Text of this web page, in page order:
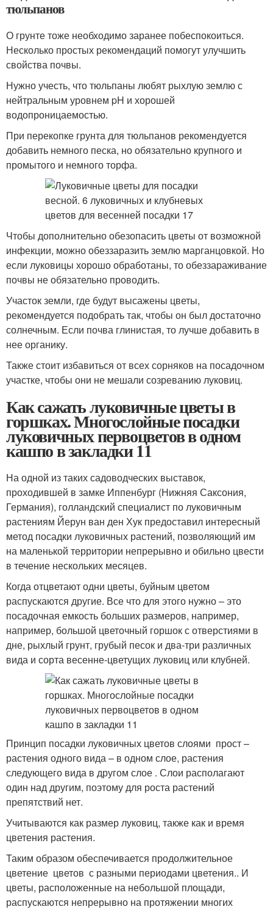
тюльпанов
О грунте тоже необходимо заранее побеспокоиться.
Несколько простых рекомендаций помогут улучшить
свойства почвы.
Нужно учесть, что тюльпаны любят рыхлую землю с
нейтральным уровнем pH и хорошей
водопроницаемостью.
При перекопке грунта для тюльпанов рекомендуется
добавить немного песка, но обязательно крупного и
промытого и немного торфа.
Чтобы дополнительно обезопасить цветы от возможной
инфекции, можно обеззаразить землю марганцовкой. Но
если луковицы хорошо обработаны, то обеззараживание
почвы не обязательно проводить.
Участок земли, где будут высажены цветы,
рекомендуется подобрать так, чтобы он был достаточно
солнечным. Если почва глинистая, то лучше добавить в
нее органику.
Также стоит избавиться от всех сорняков на посадочном
участке, чтобы они не мешали созреванию луковиц.
Как сажать луковичные цветы в
горшках. Многослойные посадки
луковичных первоцветов в одном
кашпо в закладки 11
На одной из таких садоводческих выставок,
проходившей в замке Иппенбург (Нижняя Саксония,
Германия), голландский специалист по луковичным
растениям Йерун ван ден Хук предоставил интересный
метод посадки луковичных растений, позволяющий им
на маленькой территории непрерывно и обильно цвести
в течение нескольких месяцев.
Когда отцветают одни цветы, буйным цветом
распускаются другие. Все что для этого нужно – это
посадочная емкость больших размеров, например,
например, большой цветочный горшок с отверстиями в
дне, рыхлый грунт, грубый песок и два-три различных
вида и сорта весенне-цветущих луковиц или клубней.
Принцип посадки луковичных цветов слоями прост –
растения одного вида – в одном слое, растения
следующего вида в другом слое . Слои располагают
один над другим, поэтому для роста растений
препятствий нет.
Учитываются как размер луковиц, также как и время
цветения растения.
Таким образом обеспечивается продолжительное
цветение цветов с разными периодами цветения.. И
цветы, расположенные на небольшой площади,
распускаются непрерывно на протяжении многих